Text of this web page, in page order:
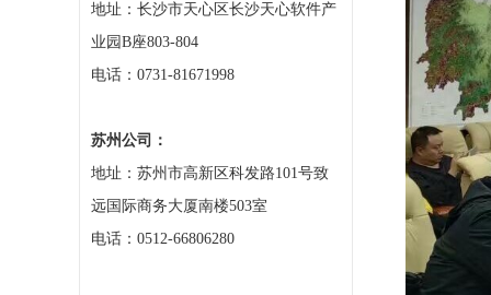
地址：长沙市天心区长沙天心软件产
业园B座803-804
电话：0731-81671998
苏州公司：
地址：苏州市高新区科发路101号致
远国际商务大厦南楼503室
电话：0512-66806280